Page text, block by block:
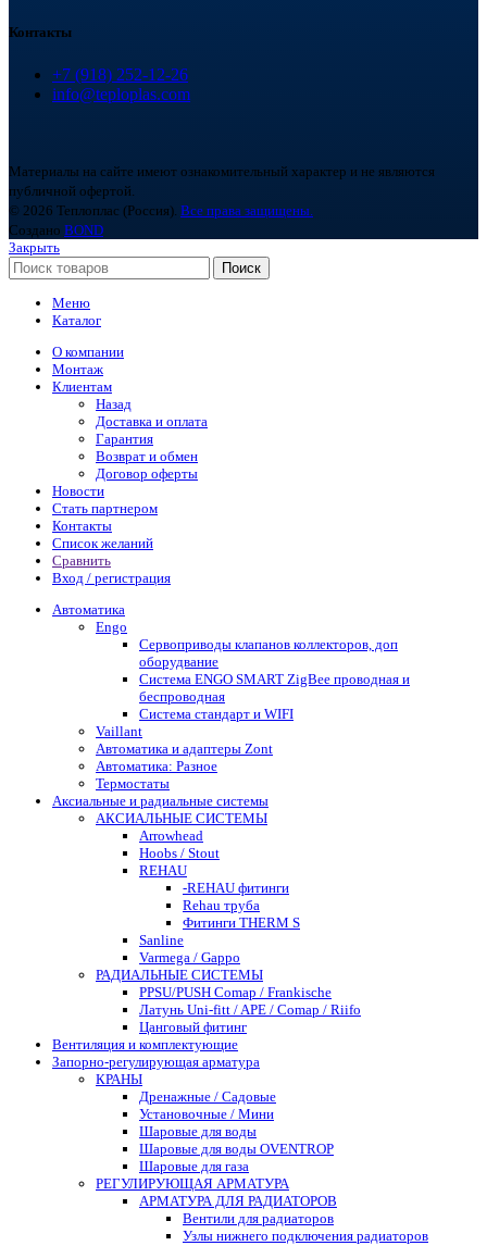
Контакты
+7 (918) 252-12-26
info@teploplas.com
Материалы на сайте имеют ознакомительный характер и не являются
публичной офертой.
© 2026 Теплоплас (Россия). Все права защищены.
Создано BOND
Закрыть
Поиск
Меню
Каталог
О компании
Монтаж
Клиентам
Назад
Доставка и оплата
Гарантия
Возврат и обмен
Договор оферты
Новости
Стать партнером
Контакты
Список желаний
Сравнить
Вход / регистрация
Автоматика
Engo
Сервоприводы клапанов коллекторов, доп
оборудвание
Система ENGO SMART ZigBee проводная и
беспроводная
Система стандарт и WIFI
Vaillant
Автоматика и адаптеры Zont
Автоматика: Разное
Термостаты
Аксиальные и радиальные системы
АКСИАЛЬНЫЕ СИСТЕМЫ
Arrowhead
Hoobs / Stout
REHAU
-REHAU фитинги
Rehau труба
Фитинги THERM S
Sanline
Varmega / Gappo
РАДИАЛЬНЫЕ СИСТЕМЫ
PPSU/PUSH Comap / Frankische
Латунь Uni-fitt / APE / Comap / Riifo
Цанговый фитинг
Вентиляция и комплектующие
Запорно-регулирующая арматура
КРАНЫ
Дренажные / Садовые
Установочные / Мини
Шаровые для воды
Шаровые для воды OVENTROP
Шаровые для газа
РЕГУЛИРУЮЩАЯ АРМАТУРА
АРМАТУРА ДЛЯ РАДИАТОРОВ
Вентили для радиаторов
Узлы нижнего подключения радиаторов